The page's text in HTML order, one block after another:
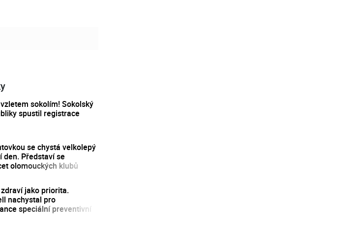
sokolím! Sokolský
spustil registrace
se chystá velkolepý
den. Představí se
olomouckých klubů
jako priorita.
nachystal pro
speciální preventivní